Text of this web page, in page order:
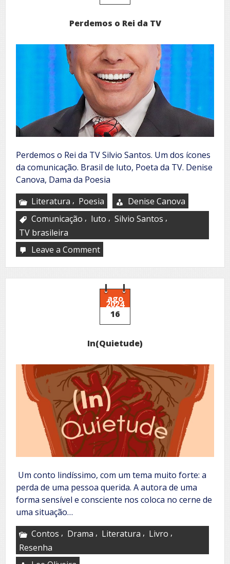
Perdemos o Rei da TV
Perdemos o Rei da TV Silvio Santos. Um dos ícones
da comunicação. Brasil de luto, Poeta da TV. Denise
Canova, Dama da Poesia
Literatura , Poesia
Denise Canova
Comunicação , luto , Silvio Santos ,
TV brasileira
Leave a Commenton
o
Rei
da
TVago
2024
16
In(Quietude)
Um conto lindíssimo, com um tema muito forte: a
perda de uma pessoa querida. A autora de uma
forma sensível e consciente nos coloca no cerne de
uma situação…
Contos , Drama , Literatura , Livro ,
Resenha